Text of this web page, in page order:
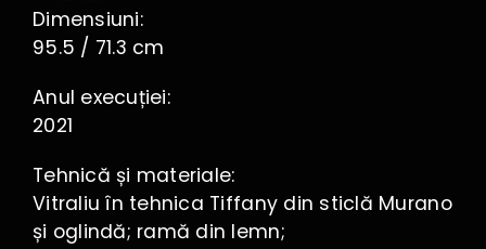
Dimensiuni:
95.5 / 71.3 cm
Anul execuției:
2021
Tehnică și materiale:
Vitraliu în tehnica Tiffany din sticlă Murano
și oglindă; ramă din lemn;